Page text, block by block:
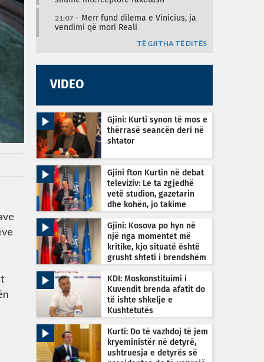
21:07 - Merr fund dilema e Vinicius, ja
vendimi që mori Reali
TË GJITHA TË DITËS
VIDEO
Gjini: Kurti synon të mos e
thërrasë seancën deri në
shtator
Gjini fton Kurtin në debat
televiziv: Le ta zgjedhë
vetë studion, gazetarin
dhe kohën, jo takime
Gjini: Kosova po hyn në
një nga momentet më
kritike, kjo situatë është
grusht shteti i brendshëm
KDI: Moskonstituimi i
Kuvendit brenda afatit do
të ishte shkelje e
Kushtetutës
Kurti: Do të vazhdoj të jem
kryeministër në detyrë,
ushtruesja e detyrës së